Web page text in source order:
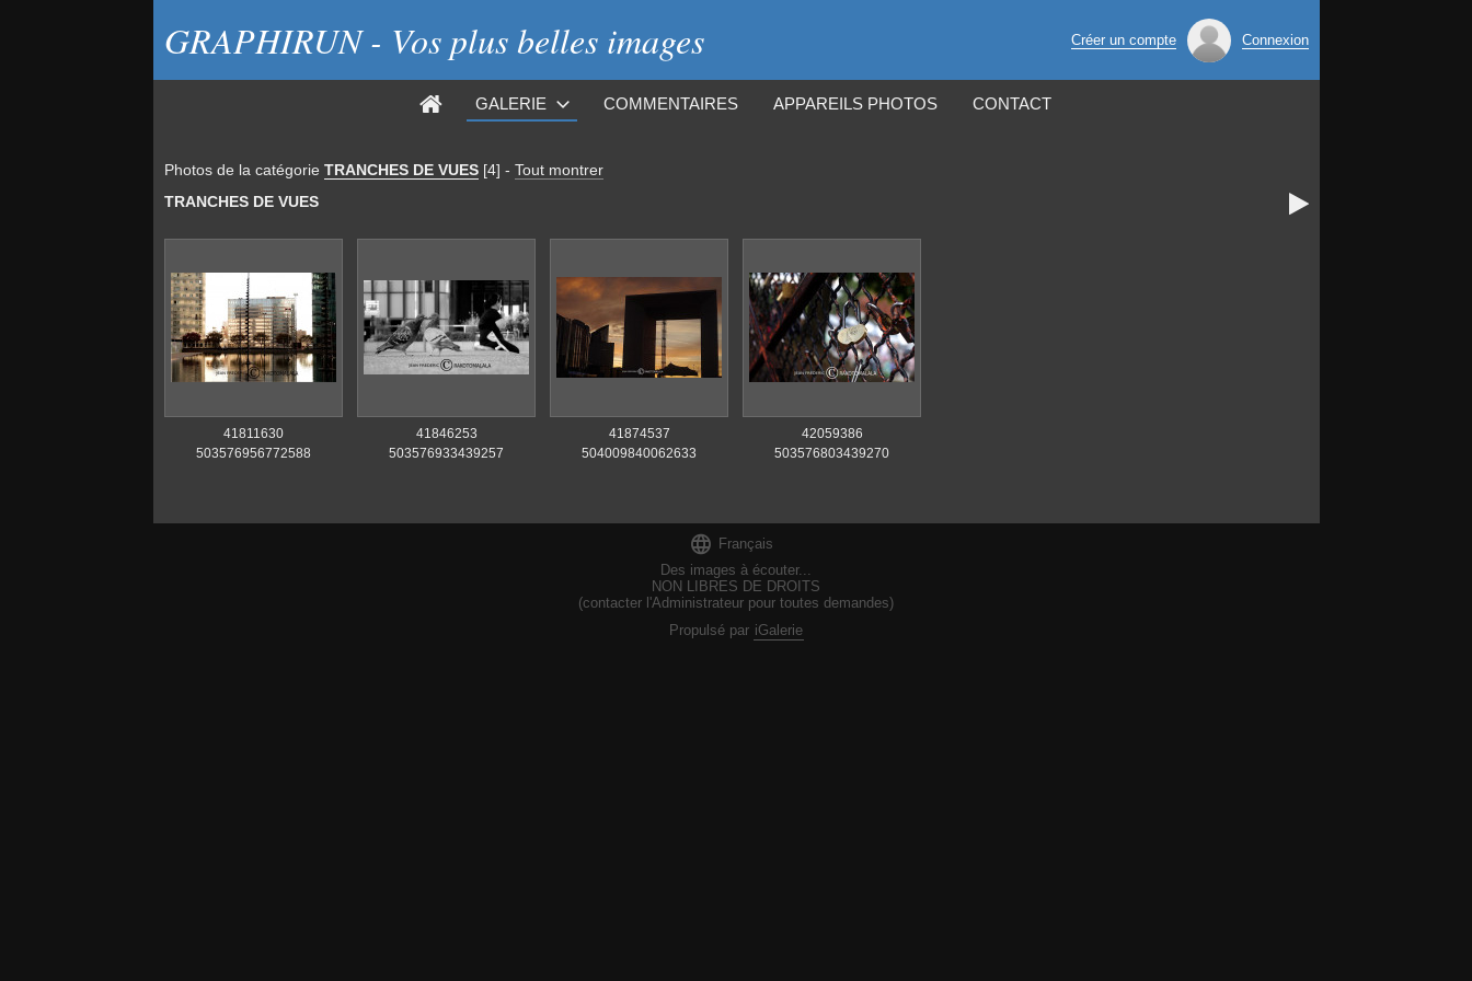
GRAPHIRUN - Vos plus belles images Créer un compte Connexion
GALERIE COMMENTAIRES APPAREILS PHOTOS CONTACT
Photos de la catégorie TRANCHES DE VUES [4] - Tout montrer
TRANCHES DE VUES

41811630
503576956772588
41846253
503576933439257
41874537
504009840062633
42059386
503576803439270
 Français
Des images à écouter...
NON LIBRES DE DROITS
(contacter l'Administrateur pour toutes demandes)
Propulsé par iGalerie